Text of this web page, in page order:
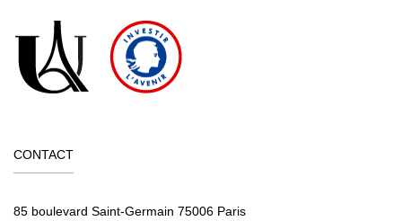
CONTACT
85 boulevard Saint-Germain 75006 Paris